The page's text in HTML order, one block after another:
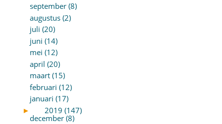
september (8)
augustus (2)
juli (20)
juni (14)
mei (12)
april (20)
maart (15)
februari (12)
januari (17)
►
2019 (147)
december (8)